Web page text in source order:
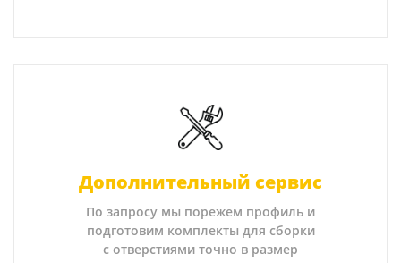
Дополнительный сервис
По запросу мы порежем профиль и
подготовим комплекты для сборки
с отверстиями точно в размер